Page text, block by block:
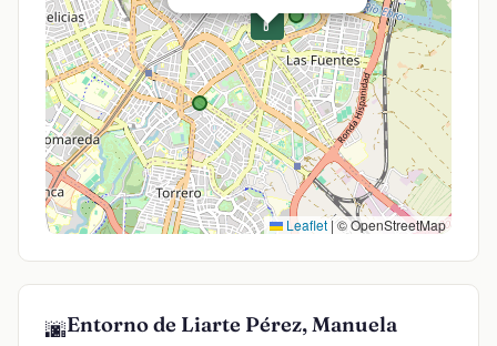
💊
Leaflet|© OpenStreetMap
🌆Entorno de Liarte Pérez, Manuela